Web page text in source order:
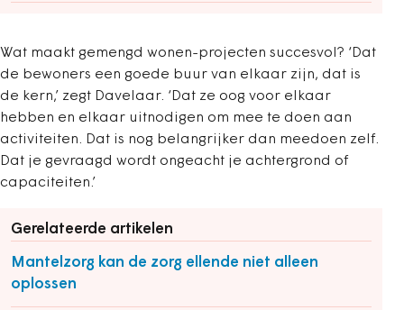
Wat maakt gemengd wonen-projecten succesvol? ‘Dat
de bewoners een goede buur van elkaar zijn, dat is
de kern,’ zegt Davelaar. ‘Dat ze oog voor elkaar
hebben en elkaar uitnodigen om mee te doen aan
activiteiten. Dat is nog belangrijker dan meedoen zelf.
Dat je gevraagd wordt ongeacht je achtergrond of
capaciteiten.’
Gerelateerde artikelen
Mantelzorg kan de zorg ellende niet alleen
oplossen